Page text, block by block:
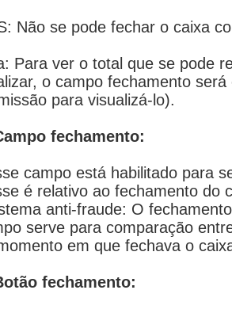
Não se pode fechar o caixa
Para ver o total que se pode
o campo fechamento
para visualizá-lo).
fechamento:
campo está habilitado para
é relativo ao fechamento do
anti-fraude: O
serve para comparação
em que fechava o
fechamento: